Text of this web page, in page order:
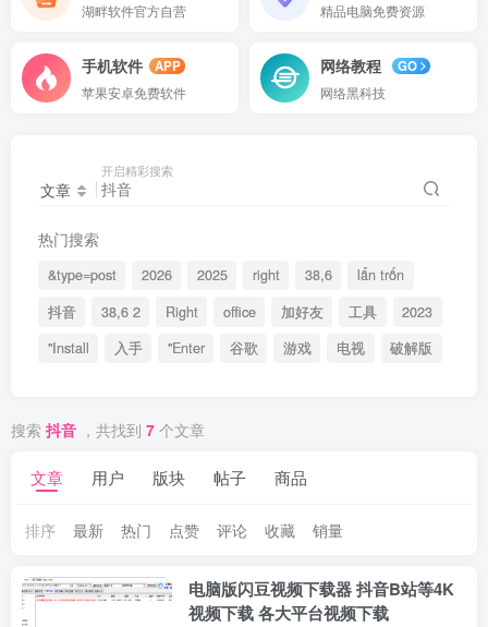
湖畔软件官方自营
精品电脑免费资源
手机软件
APP
苹果安卓免费软件
网络教程
GO
网络黑科技
文章
开启精彩搜索
热门搜索
&type=post 2026 2025 right 38,6
lẩn trốn
抖音
38,6 2 Right office 加好友 工具
2023
"Install
入手 "Enter 谷歌 游戏 电视 破解版
搜索 抖音 ，共找到 7 个文章
文章 用户 版块 帖子 商品
排序 最新 热门 点赞 评论 收藏 销量
电脑版闪豆视频下载器 抖音B站等4K
视频下载 各大平台视频下载